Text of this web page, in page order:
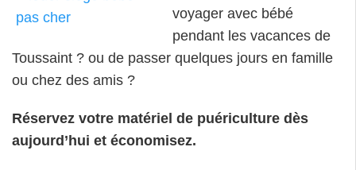
n
voyager avec bébé
pendant les vacances de
Toussaint ? ou de passer quelques jours en famille
ou chez des amis ?
Réservez votre matériel de puériculture dès
aujourd’hui et économisez.